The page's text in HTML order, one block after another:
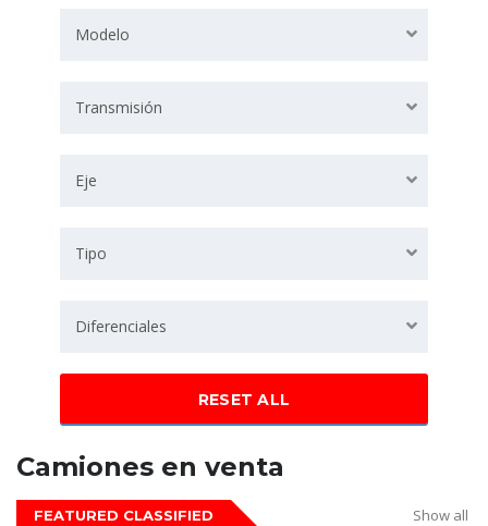
Modelo
Transmisión
Eje
Tipo
Diferenciales
RESET ALL
Camiones en venta
FEATURED CLASSIFIED Show all